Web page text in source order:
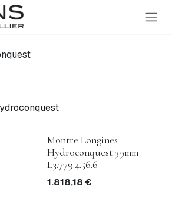
Montre Longines
Hydroconquest 39mm
L3.779.4.56.6
1.818,18 €